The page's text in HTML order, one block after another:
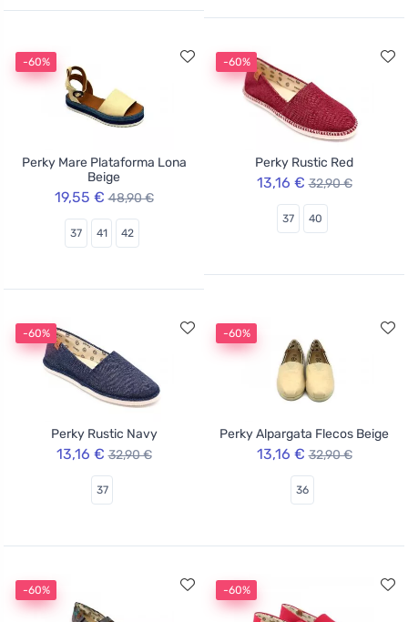
-60%
Perky Mare Plataforma Lona
Beige
19,55 € 48,90 €
37 41 42
-60%
Perky Rustic Red
13,16 € 32,90 €
37 40
-60%
Perky Rustic Navy
13,16 € 32,90 €
37
-60%
Perky Alpargata Flecos Beige
13,16 € 32,90 €
36
-60% -60%